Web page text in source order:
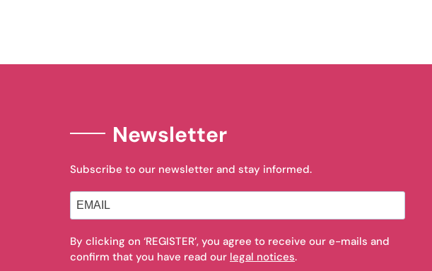
Newsletter
Subscribe to our newsletter and stay informed.
By clicking on ‘REGISTER’, you agree to receive our e-mails and
confirm that you have read our legal notices.